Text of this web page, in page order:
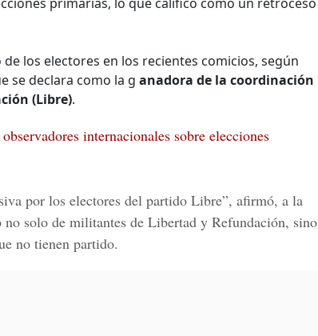
los electores en los recientes comicios, según
se declara como la g anadora de la coordinación
(Libre).
internacionales sobre elecciones
por los electores del partido Libre”, afirmó, a la
no solo de militantes de Libertad y Refundación, sino
no tienen partido.